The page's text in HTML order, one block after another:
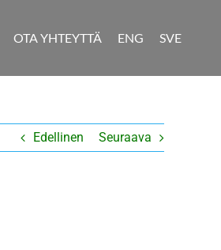
OTA YHTEYTTÄ ENG SVE
Edellinen Seuraava